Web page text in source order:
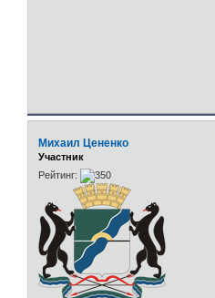
Михаил Цененко
Участник
Рейтинг: